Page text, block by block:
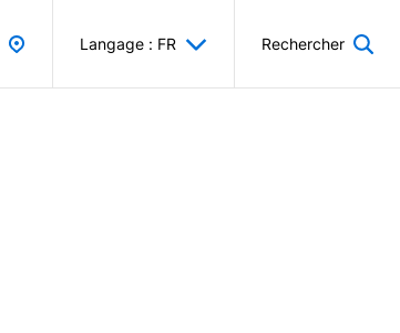
Langage : FR Rechercher